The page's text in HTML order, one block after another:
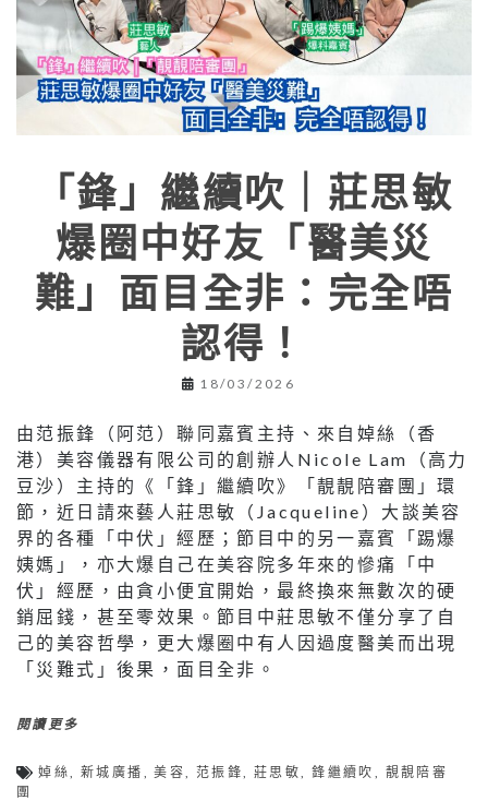
「鋒」繼續吹｜莊思敏
爆圈中好友「醫美災
難」面目全非：完全唔
認得！
18/03/2026
由范振鋒（阿范）聯同嘉賓主持、來自婥絲（香
港）美容儀器有限公司的創辦人Nicole Lam（高力
豆沙）主持的《「鋒」繼續吹》「靚靚陪審團」環
節，近日請來藝人莊思敏（Jacqueline）大談美容
界的各種「中伏」經歷；節目中的另一嘉賓「踢爆
姨媽」，亦大爆自己在美容院多年來的慘痛「中
伏」經歷，由貪小便宜開始，最終換來無數次的硬
銷屈錢，甚至零效果。節目中莊思敏不僅分享了自
己的美容哲學，更大爆圈中有人因過度醫美而出現
「災難式」後果，面目全非。
閱讀更多
婥絲 ,新城廣播 ,美容 ,范振鋒 ,莊思敏 ,鋒繼續吹
靚靚陪審
團